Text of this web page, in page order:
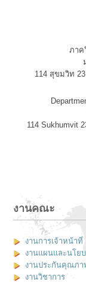
ภาค
114 สุขมวิท
114 Sukhumvit
งานคณะ
งานการเจ้าหน้าที่
งานแผนและนโย
งานประกันคุณภา
งานวิชาการ